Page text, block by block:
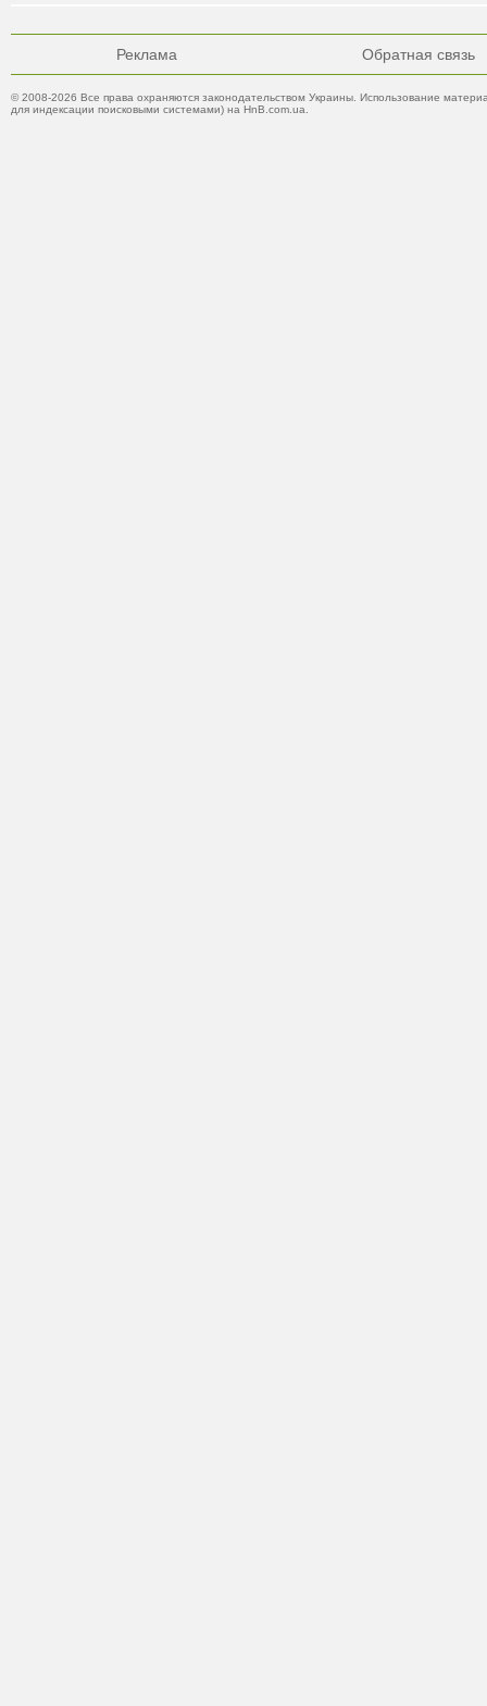
Реклама Обратная связь
© 2008-2026 Все права охраняются законодательством Украины. Использование
для индексации поисковыми системами) на HnB.com.ua.